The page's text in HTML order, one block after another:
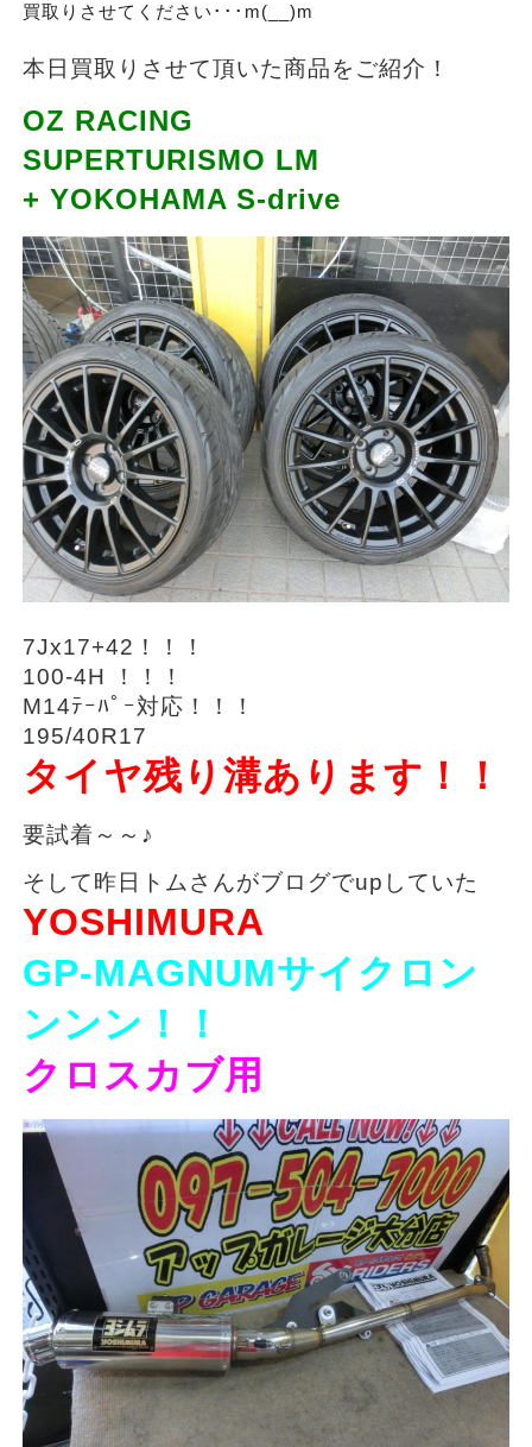
買取りさせてください･･･m(__)m
本日買取りさせて頂いた商品をご紹介！
OZ RACING
SUPERTURISMO LM
+ YOKOHAMA S-drive
7Jx17+42！！！
100-4H ！！！
M14ﾃｰﾊﾟｰ対応！！！
195/40R17
タイヤ残り溝あります！！
要試着～～♪
そして昨日トムさんがブログでupしていた
YOSHIMURA
GP-MAGNUMサイクロン
ンンン！！
クロスカブ用